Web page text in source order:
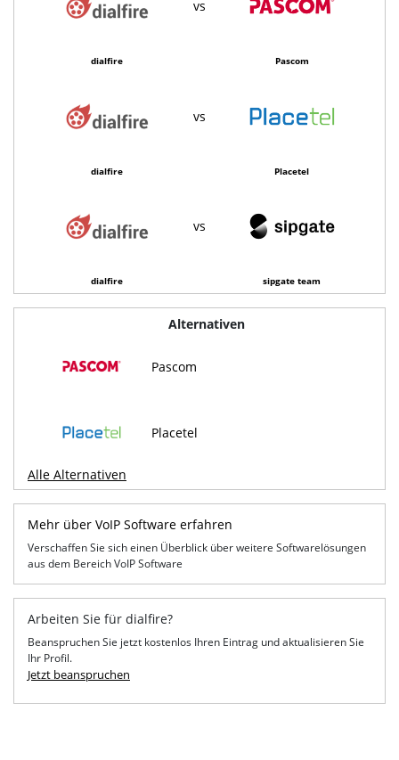
vs
dialfire Pascom
vs
dialfire Placetel
vs
dialfire sipgate team
Alternativen
Pascom
Placetel
Alle Alternativen
Mehr über VoIP Software erfahren
Verschaffen Sie sich einen Überblick über weitere Softwarelösungen
aus dem Bereich VoIP Software
Arbeiten Sie für dialfire?
Beanspruchen Sie jetzt kostenlos Ihren Eintrag und aktualisieren Sie
Ihr Profil.
Jetzt beanspruchen